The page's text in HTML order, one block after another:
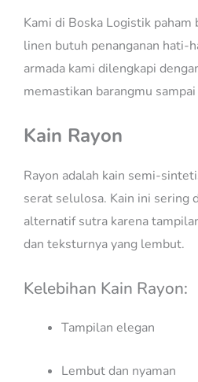
Kami di Boska Logistik paham
linen butuh penanganan hati-
armada kami dilengkapi
memastikan barangmu sampai
Kain Rayon
Rayon adalah kain semi-
serat selulosa. Kain ini sering
alternatif sutra karena
dan teksturnya yang lembut.
Kelebihan Kain Rayon:
Tampilan elegan
Lembut dan nyaman